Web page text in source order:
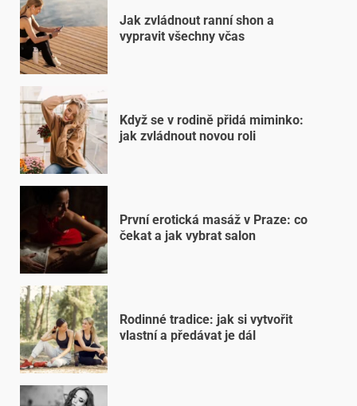
Jak zvládnout ranní shon a
vypravit všechny včas
Když se v rodině přidá miminko:
jak zvládnout novou roli
První erotická masáž v Praze: co
čekat a jak vybrat salon
Rodinné tradice: jak si vytvořit
vlastní a předávat je dál